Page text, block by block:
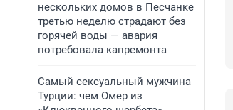
нескольких домов в Песчанке
третью неделю страдают без
горячей воды — авария
потребовала капремонта
Самый сексуальный мужчина
Турции: чем Омер из